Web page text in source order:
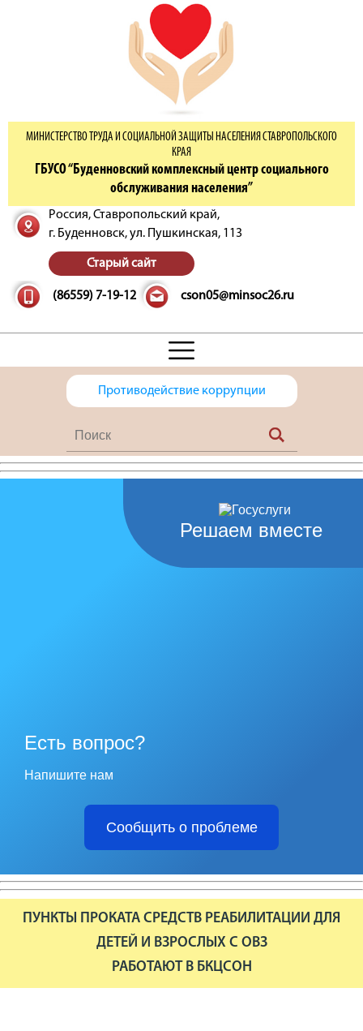
МИНИСТЕРСТВО ТРУДА И СОЦИАЛЬНОЙ ЗАЩИТЫ НАСЕЛЕНИЯ СТАВРОПОЛЬСКОГО
КРАЯ
ГБУСО “Буденновский комплексный центр социального
обслуживания населения”
Россия, Ставропольский край,
г. Буденновск,ул. Пушкинская, 113
Старый сайт
(86559) 7-19-12 cson05@minsoc26.ru
Противодействие коррупции
Решаем вместе
Есть вопрос?
Напишите нам
Сообщить о проблеме
ПУНКТЫ ПРОКАТА СРЕДСТВ РЕАБИЛИТАЦИИ ДЛЯ
ДЕТЕЙ И ВЗРОСЛЫХ С ОВЗ
РАБОТАЮТ В БКЦСОН